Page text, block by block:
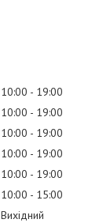
10:00
19:00
10:00
19:00
10:00
19:00
10:00
19:00
10:00
19:00
10:00
15:00
Вихідний